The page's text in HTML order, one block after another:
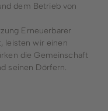
dem Betrieb von
Erneuerbarer
leisten wir einen
die Gemeinschaft
seinen Dörfern.